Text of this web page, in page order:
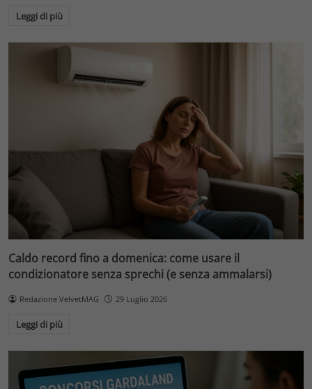
Leggi di più
Caldo record fino a domenica: come usare il
condizionatore senza sprechi (e senza ammalarsi)
Redazione VelvetMAG 29 Luglio 2026
Leggi di più